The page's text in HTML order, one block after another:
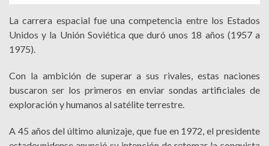
La carrera espacial fue una competencia entre los Estados
Unidos y la Unión Soviética que duró unos 18 años (1957 a
1975).
Con la ambición de superar a sus rivales, estas naciones
buscaron ser los primeros en enviar sondas artificiales de
exploración y humanos al satélite terrestre.
​A 45 años del último alunizaje, que fue en 1972, el presidente